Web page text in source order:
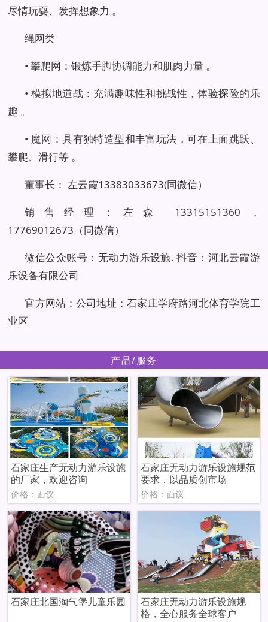
尽情玩耍、发挥想象力 。
绳网类
• 攀爬网：锻炼手脚协调能力和肌肉力量 。
• 模拟地道战：充满趣味性和挑战性，体验探险的乐
趣 。
• 魔网：具有独特造型和丰富玩法，可在上面跳跃、
攀爬、滑行等 。
董事长： 左云霞13383033673(同微信）
销售经理：左森 13315151360，
17769012673（同微信）
微信公众账号：无动力游乐设施. 抖音：河北云霞游
乐设备有限公司
官方网站：公司地址：石家庄学府路河北体育学院工
业区
产品/服务
石家庄生产无动力游乐设施
的厂家，欢迎咨询
价格：面议
石家庄无动力游乐设施规范
要求，以品质创市场
价格：面议
石家庄北国淘气堡儿童乐园
石家庄无动力游乐设施规
格，全心服务全球客户